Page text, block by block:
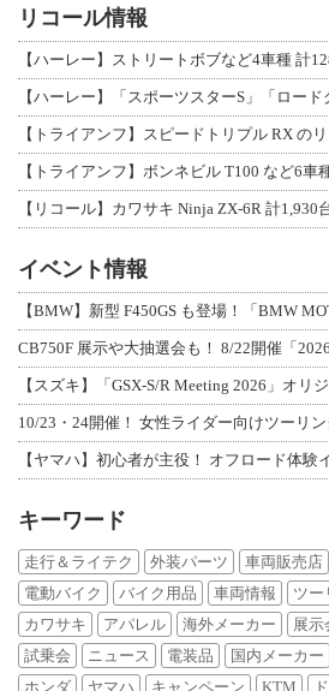
リコール情報
【ハーレー】ストリートボブなど4車種 計
【トライアンフ】スピードトリプル RX の
【リコール】カワサキ Ninja ZX-6R 計1,930
イベント情報
【BMW】新型 F450GS も登場！「BMW
CB750F 展示や大抽選会も！ 8/22開催「
【スズキ】「GSX-S/R Meeting 2026」オリ
10/23・24開催！ 女性ライダー向けツーリ
【ヤマハ】初心者が主役！ オフロード体験
キーワード
走行＆ライテク 外装パーツ 車両販売店
電動バイク
バイク用品 車両情報 ツー
カワサキ
アパレル 海外メーカー 展示
試乗会
ニュース 電装品 国内メーカー
ホンダ
ヤマハ キャンペーン KTM